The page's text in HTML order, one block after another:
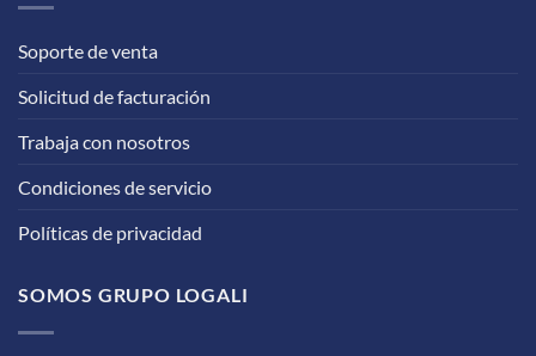
Soporte de venta
Solicitud de facturación
Trabaja con nosotros
Condiciones de servicio
Políticas de privacidad
SOMOS GRUPO LOGALI